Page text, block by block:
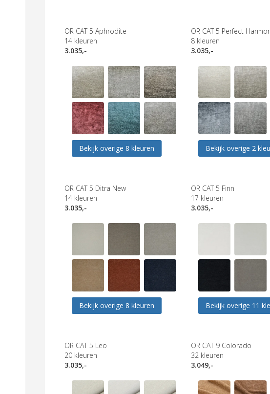
OR CAT 5 Aphrodite
14 kleuren
3.035,-
Bekijk overige 8 kleuren
OR CAT 5 Perfect
8 kleuren
3.035,-
Bekijk overige 2
OR CAT 5 Ditra New
14 kleuren
3.035,-
Bekijk overige 8 kleuren
OR CAT 5 Finn
17 kleuren
3.035,-
Bekijk overige 11
OR CAT 5 Leo
20 kleuren
3.035,-
OR CAT 9 Colorado
32 kleuren
3.049,-